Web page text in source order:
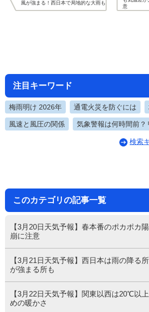
風が強まる！西日本で局地的な大雨も
意
注目キーワード
梅雨明け 2026年 通電火災を防ぐには
風速と風圧の関係 気象警報は何時間前？
検索
このカテゴリの記事一覧
【3月20日天気予報】春本番のポカポカ
崩に注意
【3月21日天気予報】西日本は雨の降る
が強まる所も
【3月22日天気予報】関東以西は20℃以
めの暖かさ